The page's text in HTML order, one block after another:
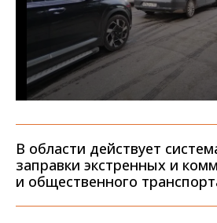
В области действует
заправки экстренных и
и общественного